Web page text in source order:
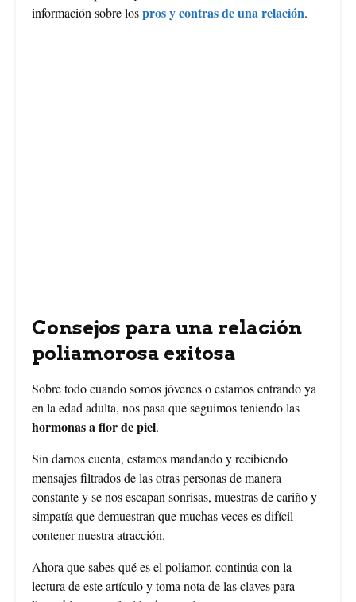
información sobre lospros y contras de una relación.
Consejos para una relación
poliamorosa exitosa
Sobre todo cuando somos jóvenes o estamos entrando ya
en la edad adulta, nos pasa que seguimos teniendo las
hormonas a flor de piel.
Sin darnos cuenta, estamos mandando y recibiendo
mensajes filtrados de las otras personas de manera
constante y se nos escapan sonrisas, muestras de cariño y
simpatía que demuestran que muchas veces es difícil
contener nuestra atracción.
Ahora que sabes qué es el poliamor, continúa con la
lectura de este artículo y toma nota de las claves para